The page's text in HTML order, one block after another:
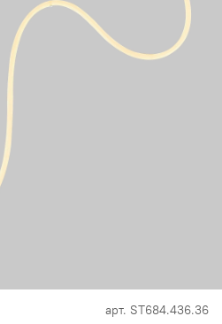
арт. ST684.436.36